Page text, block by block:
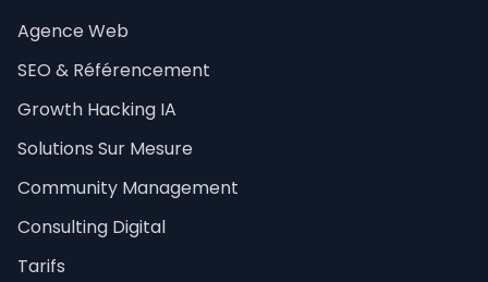
Agence Web
SEO & Référencement
Growth Hacking IA
Solutions Sur Mesure
Community Management
Consulting Digital
Tarifs